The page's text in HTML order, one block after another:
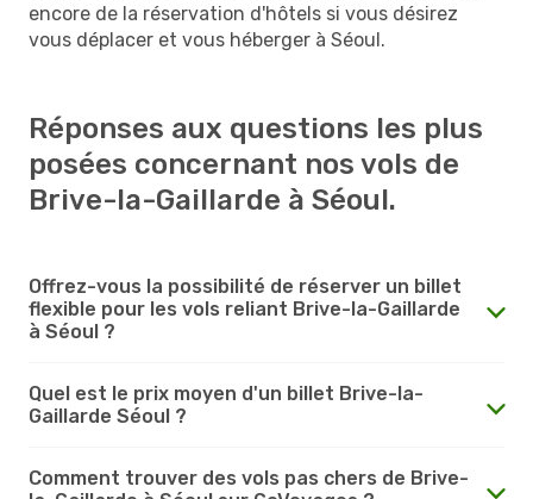
encore de la réservation d'hôtels si vous désirez
vous déplacer et vous héberger à Séoul.
Réponses aux questions les plus
posées concernant nos vols de
Brive-la-Gaillarde à Séoul.
Offrez-vous la possibilité de réserver un billet
flexible pour les vols reliant Brive-la-Gaillarde
à Séoul ?
Quel est le prix moyen d'un billet Brive-la-
Gaillarde Séoul ?
Comment trouver des vols pas chers de Brive-